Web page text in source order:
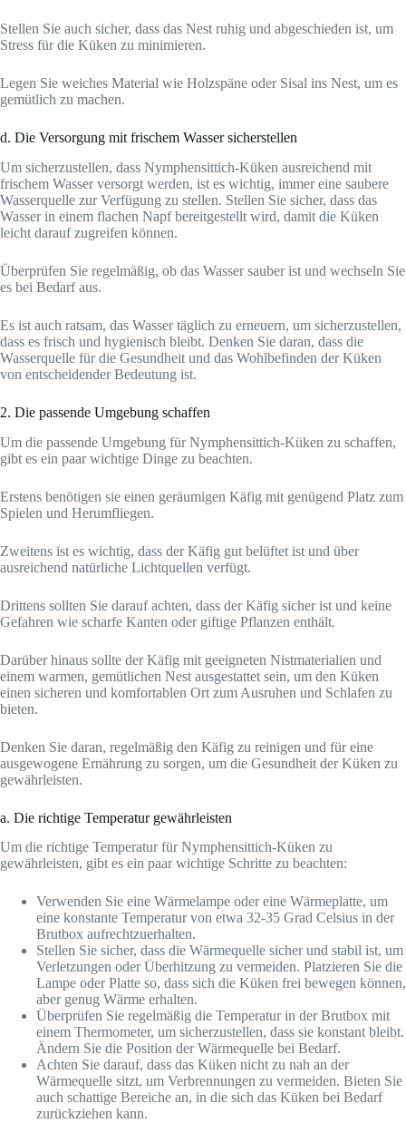
Stellen Sie auch sicher, dass das Nest ruhig und abgeschieden ist, um
Stress für die Küken zu minimieren.
Legen Sie weiches Material wie Holzspäne oder Sisal ins Nest, um es
gemütlich zu machen.
d. Die Versorgung mit frischem Wasser sicherstellen
Um sicherzustellen, dass Nymphensittich-Küken ausreichend mit
frischem Wasser versorgt werden, ist es wichtig, immer eine saubere
Wasserquelle zur Verfügung zu stellen. Stellen Sie sicher, dass das
Wasser in einem flachen Napf bereitgestellt wird, damit die Küken
leicht darauf zugreifen können.
Überprüfen Sie regelmäßig, ob das Wasser sauber ist und wechseln Sie
es bei Bedarf aus.
Es ist auch ratsam, das Wasser täglich zu erneuern, um sicherzustellen,
dass es frisch und hygienisch bleibt. Denken Sie daran, dass die
Wasserquelle für die Gesundheit und das Wohlbefinden der Küken
von entscheidender Bedeutung ist.
2. Die passende Umgebung schaffen
Um die passende Umgebung für Nymphensittich-Küken zu schaffen,
gibt es ein paar wichtige Dinge zu beachten.
Erstens benötigen sie einen geräumigen Käfig mit genügend Platz zum
Spielen und Herumfliegen.
Zweitens ist es wichtig, dass der Käfig gut belüftet ist und über
ausreichend natürliche Lichtquellen verfügt.
Drittens sollten Sie darauf achten, dass der Käfig sicher ist und keine
Gefahren wie scharfe Kanten oder giftige Pflanzen enthält.
Darüber hinaus sollte der Käfig mit geeigneten Nistmaterialien und
einem warmen, gemütlichen Nest ausgestattet sein, um den Küken
einen sicheren und komfortablen Ort zum Ausruhen und Schlafen zu
bieten.
Denken Sie daran, regelmäßig den Käfig zu reinigen und für eine
ausgewogene Ernährung zu sorgen, um die Gesundheit der Küken zu
gewährleisten.
a. Die richtige Temperatur gewährleisten
Um die richtige Temperatur für Nymphensittich-Küken zu
gewährleisten, gibt es ein paar wichtige Schritte zu beachten:
Verwenden Sie eine Wärmelampe oder eine Wärmeplatte, um
eine konstante Temperatur von etwa 32-35 Grad Celsius in der
Brutbox aufrechtzuerhalten.
Stellen Sie sicher, dass die Wärmequelle sicher und stabil ist, um
Verletzungen oder Überhitzung zu vermeiden. Platzieren Sie die
Lampe oder Platte so, dass sich die Küken frei bewegen können,
aber genug Wärme erhalten.
Überprüfen Sie regelmäßig die Temperatur in der Brutbox mit
einem Thermometer, um sicherzustellen, dass sie konstant bleibt.
Ändern Sie die Position der Wärmequelle bei Bedarf.
Achten Sie darauf, dass das Küken nicht zu nah an der
Wärmequelle sitzt, um Verbrennungen zu vermeiden. Bieten Sie
auch schattige Bereiche an, in die sich das Küken bei Bedarf
zurückziehen kann.